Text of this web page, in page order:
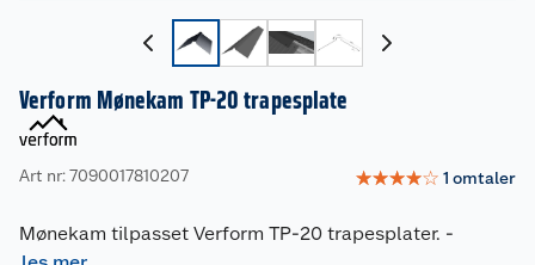
Verform Mønekam TP-20 trapesplate
Art nr: 7090017810207 ☆☆☆☆☆ 1 omtaler
Mønekam tilpasset Verform TP-20 trapesplater. -